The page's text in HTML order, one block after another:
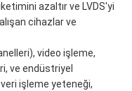
azaltır ve LVDS'yi
cihazlar ve
video işleme,
ve endüstriyel
işleme yeteneği,